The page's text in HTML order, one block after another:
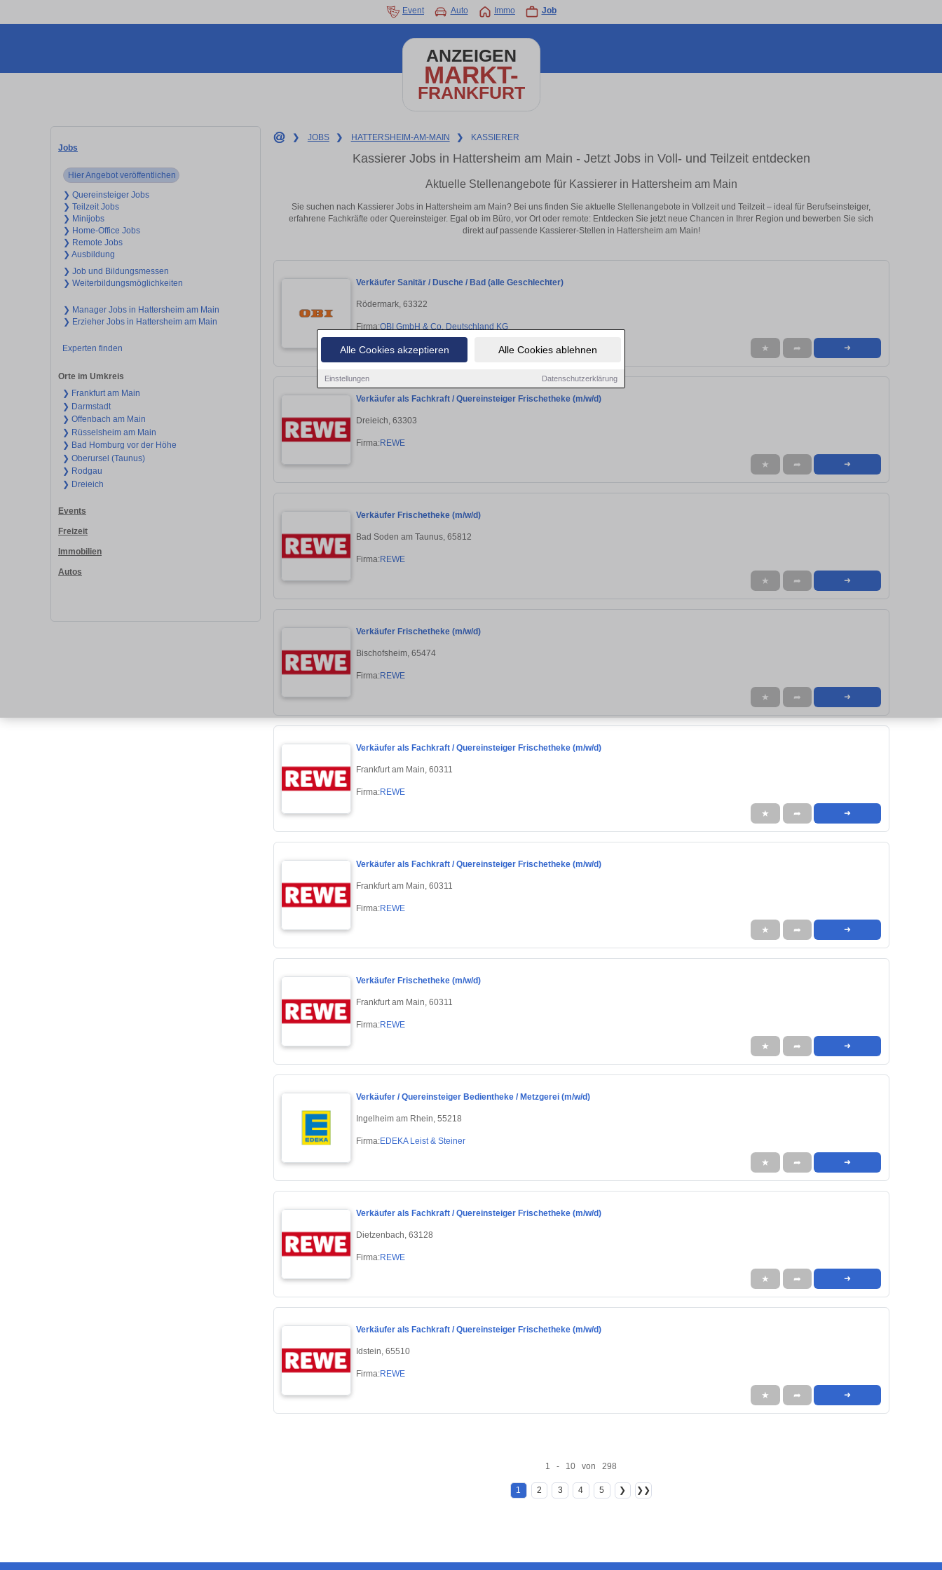
Alle Cookies akzeptieren Alle Cookies ablehnen
Einstellungen Datenschutzerklärung
Event Auto Immo Job
ANZEIGEN
MARKT-
FRANKFURT
Jobs
Hier Angebot veröffentlichen
❯ Quereinsteiger Jobs
❯ Teilzeit Jobs
❯ Minijobs
❯ Home-Office Jobs
❯ Remote Jobs
❯ Ausbildung
❯ Job und Bildungsmessen
❯ Weiterbildungsmöglichkeiten
❯ Manager Jobs in Hattersheim am Main
❯ Erzieher Jobs in Hattersheim am Main
Experten finden
Orte im Umkreis
❯ Frankfurt am Main
❯ Darmstadt
❯ Offenbach am Main
❯ Rüsselsheim am Main
❯ Bad Homburg vor der Höhe
❯ Oberursel (Taunus)
❯ Rodgau
❯ Dreieich
Events
Freizeit
Immobilien
Autos
❯ JOBS ❯ HATTERSHEIM-AM-MAIN ❯ KASSIERER
Kassierer Jobs in Hattersheim am Main - Jetzt Jobs in Voll- und Teilzeit entdecken
Aktuelle Stellenangebote für Kassierer in Hattersheim am Main
Sie suchen nach Kassierer Jobs in Hattersheim am Main? Bei uns finden Sie aktuelle Stellenangebote in Vollzeit und Teilzeit – ideal für Berufseinsteiger,
erfahrene Fachkräfte oder Quereinsteiger. Egal ob im Büro, vor Ort oder remote: Entdecken Sie jetzt neue Chancen in Ihrer Region und bewerben Sie sich
direkt auf passende Kassierer-Stellen in Hattersheim am Main!
Verkäufer Sanitär / Dusche / Bad (alle Geschlechter)
Rödermark, 63322
Firma:OBI GmbH & Co. Deutschland KG
★ ➦ ➜
Verkäufer als Fachkraft / Quereinsteiger Frischetheke (m/w/d)
Dreieich, 63303
Firma:REWE
★ ➦ ➜
Verkäufer Frischetheke (m/w/d)
Bad Soden am Taunus, 65812
Firma:REWE
★ ➦ ➜
Verkäufer Frischetheke (m/w/d)
Bischofsheim, 65474
Firma:REWE
★ ➦ ➜
Verkäufer als Fachkraft / Quereinsteiger Frischetheke (m/w/d)
Frankfurt am Main, 60311
Firma:REWE
★ ➦ ➜
Verkäufer als Fachkraft / Quereinsteiger Frischetheke (m/w/d)
Frankfurt am Main, 60311
Firma:REWE
★ ➦ ➜
Verkäufer Frischetheke (m/w/d)
Frankfurt am Main, 60311
Firma:REWE
★ ➦ ➜
Verkäufer / Quereinsteiger Bedientheke / Metzgerei (m/w/d)
Ingelheim am Rhein, 55218
Firma:EDEKA Leist & Steiner
★ ➦ ➜
Verkäufer als Fachkraft / Quereinsteiger Frischetheke (m/w/d)
Dietzenbach, 63128
Firma:REWE
★ ➦ ➜
Verkäufer als Fachkraft / Quereinsteiger Frischetheke (m/w/d)
Idstein, 65510
Firma:REWE
★ ➦ ➜
1 - 10 von 298
1 2 3 4 5 ❯ ❯❯